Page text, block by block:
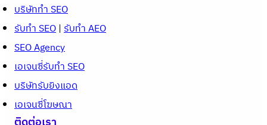
บริษัททำ SEO
รับทำ SEO | รับทำ AEO
SEO Agency
เอเจนซี่รับทำ SEO
บริษัทรับยิงแอด
เอเจนซี่โฆษณา